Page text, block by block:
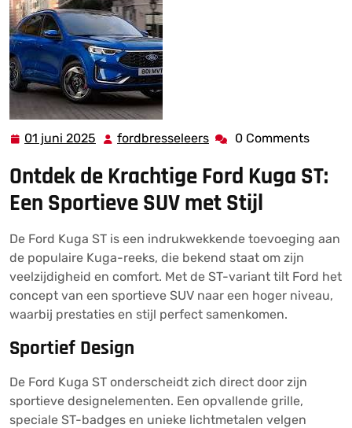
01 juni 2025 01
2025
fordbresseleers fordbresseleers
0 Comments
Ontdek de Krachtige Ford Kuga ST:
Een Sportieve SUV met Stijl
De Ford Kuga ST is een indrukwekkende toevoeging aan
de populaire Kuga-reeks, die bekend staat om zijn
veelzijdigheid en comfort. Met de ST-variant tilt Ford het
concept van een sportieve SUV naar een hoger niveau,
waarbij prestaties en stijl perfect samenkomen.
Sportief Design
De Ford Kuga ST onderscheidt zich direct door zijn
sportieve designelementen. Een opvallende grille,
speciale ST-badges en unieke lichtmetalen velgen